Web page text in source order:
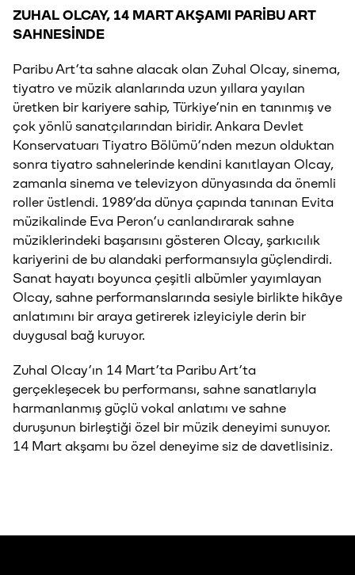
ZUHAL OLCAY, 14 MART AKŞAMI PARİBU ART
SAHNESİNDE
Paribu Art’ta sahne alacak olan Zuhal Olcay, sinema,
tiyatro ve müzik alanlarında uzun yıllara yayılan
üretken bir kariyere sahip, Türkiye’nin en tanınmış ve
çok yönlü sanatçılarından biridir. Ankara Devlet
Konservatuarı Tiyatro Bölümü’nden mezun olduktan
sonra tiyatro sahnelerinde kendini kanıtlayan Olcay,
zamanla sinema ve televizyon dünyasında da önemli
roller üstlendi. 1989’da dünya çapında tanınan Evita
müzikalinde Eva Peron’u canlandırarak sahne
müziklerindeki başarısını gösteren Olcay, şarkıcılık
kariyerini de bu alandaki performansıyla güçlendirdi.
Sanat hayatı boyunca çeşitli albümler yayımlayan
Olcay, sahne performanslarında sesiyle birlikte hikâye
anlatımını bir araya getirerek izleyiciyle derin bir
duygusal bağ kuruyor.
Zuhal Olcay’ın 14 Mart’ta Paribu Art’ta
gerçekleşecek bu performansı, sahne sanatlarıyla
harmanlanmış güçlü vokal anlatımı ve sahne
duruşunun birleştiği özel bir müzik deneyimi sunuyor.
14 Mart akşamı bu özel deneyime siz de davetlisiniz.